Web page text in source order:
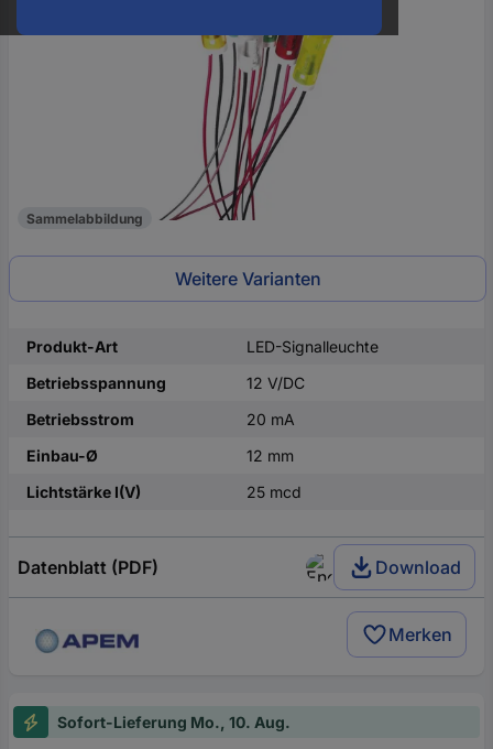
Sammelabbildung
Weitere Varianten
Produkt-Art
LED-Signalleuchte
Betriebsspannung
12 V/DC
Betriebsstrom
20 mA
Einbau-Ø
12 mm
Lichtstärke I(V)
25 mcd
Datenblatt (PDF) Download
Merken
Sofort-Lieferung Mo., 10. Aug.